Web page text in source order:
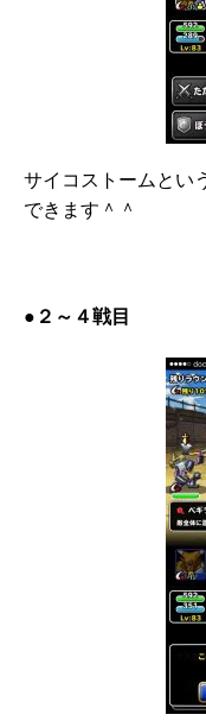
サイコストームとい
できます＾＾
●２～４戦目